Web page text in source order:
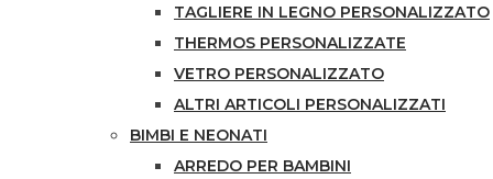
TAGLIERE IN LEGNO PERSONALIZZATO
THERMOS PERSONALIZZATE
VETRO PERSONALIZZATO
ALTRI ARTICOLI PERSONALIZZATI
BIMBI E NEONATI
ARREDO PER BAMBINI